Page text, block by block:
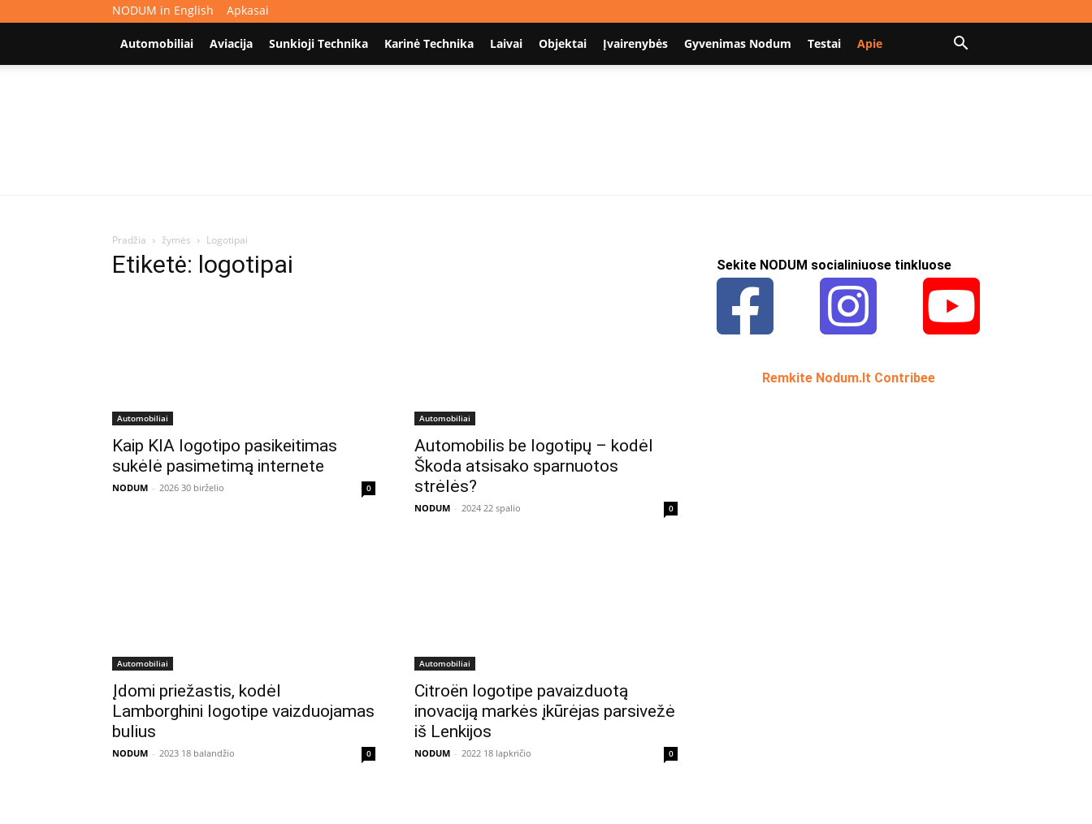
NODUM in English Apkasai
Automobiliai Aviacija Sunkioji Technika Karinė Technika Laivai Objektai Įvairenybės Gyvenimas Nodum Testai Apie
Pradžia žymės Logotipai
Etiketė: logotipai
Automobiliai
Kaip KIA logotipo pasikeitimas
sukėlė pasimetimą internete
NODUM - 2026 30 birželio 0
Automobiliai
Automobilis be logotipų – kodėl
Škoda atsisako sparnuotos
strėlės?
NODUM - 2024 22 spalio 0
Automobiliai
Įdomi priežastis, kodėl
Lamborghini logotipe vaizduojamas
bulius
NODUM - 2023 18 balandžio 0
Automobiliai
Citroën logotipe pavaizduotą
inovaciją markės įkūrėjas parsivežė
iš Lenkijos
NODUM - 2022 18 lapkričio 0
Sekite NODUM socialiniuose tinkluose
Remkite Nodum.lt Contribee